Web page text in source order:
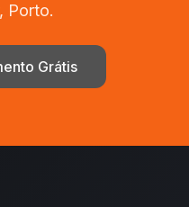
Porto.
Grátis